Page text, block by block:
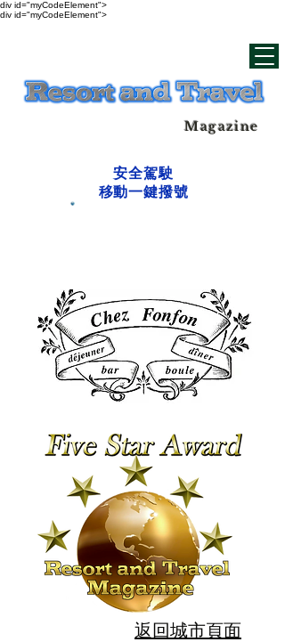
div id="myCodeElement">
div id="myCodeElement">
Magazine
安全駕駛
移動一鍵撥號
返回城市頁面